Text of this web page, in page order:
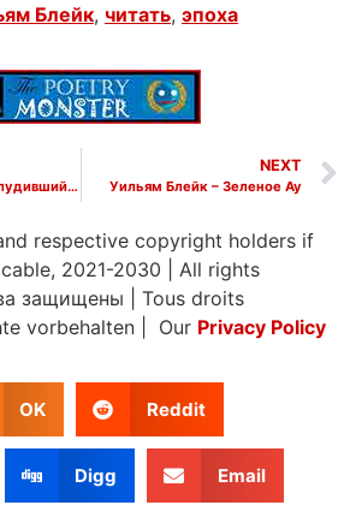
Блейк, читать, эпоха
Уильям Блейк – Заблудившийся мальчик
NEXT
Уильям Блейк – Зеленое Ау
respective copyright holders if
2021-2030
All rights
защищены
Tous droits
vorbehalten | Our Privacy Policy
OK Reddit
Digg Email